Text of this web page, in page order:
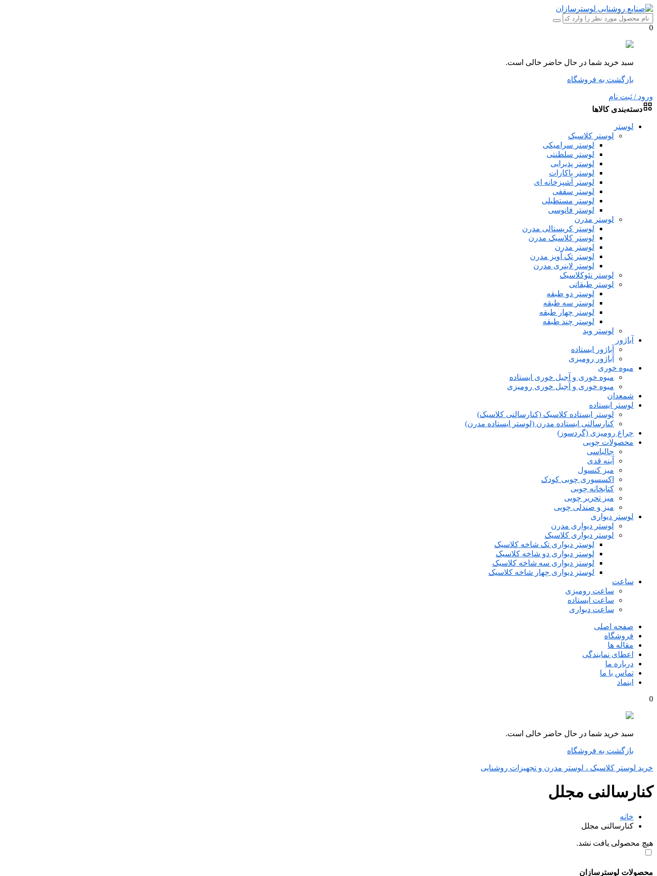
0
سبد خرید شما در حال حاضر خالی است.
بازگشت به فروشگاه
ورود / ثبت نام
دسته‌بندی کالاها
لوستر
لوستر کلاسیک
لوستر سرامیکی
لوستر سلطنتی
لوستر پذیرایی
لوستر باکارات
لوستر آشپزخانه ای
لوستر سقفی
لوستر مستطیلی
لوستر فانوسی
لوستر مدرن
لوستر کریستالی مدرن
لوستر کلاسیک مدرن
لوستر مدرن
لوستر تک آویز مدرن
لوستر لاینری مدرن
لوستر نئوکلاسیک
لوستر طبقاتی
لوستر دو طبقه
لوستر سه طبقه
لوستر چهار طبقه
لوستر چند طبقه
لوستر وید
آباژور
آباژور ایستاده
آباژور رومیزی
میوه خوری
میوه خوری و آجیل خوری ایستاده
میوه خوری و آجیل خوری رومیزی
شمعدان
لوستر ایستاده
لوستر ایستاده کلاسیک (کنارسالنی کلاسیک)
کنارسالنی ایستاده مدرن (لوستر ایستاده مدرن)
چراغ رومیزی (گردسوز)
محصولات چوبی
جالباسی
آینه قدی
میز کنسول
اکسسوری چوبی کودک
کتابخانه چوبی
میز تحریر چوبی
میز و صندلی چوبی
لوستر دیواری
لوستر دیواری مدرن
لوستر دیواری کلاسیک
لوستر دیواری تک شاخه کلاسیک
لوستر دیواری دو شاخه کلاسیک
لوستر دیواری سه شاخه کلاسیک
لوستر دیواری چهار شاخه کلاسیک
ساعت
ساعت رومیزی
ساعت ایستاده
ساعت دیواری
صفحه اصلی
فروشگاه
مقاله ها
اعطای نمایندگی
درباره ما
تماس با ما
اینماد
0
سبد خرید شما در حال حاضر خالی است.
بازگشت به فروشگاه
خرید لوستر کلاسیک ، لوستر مدرن و تجهیزات روشنایی
کنارسالنی مجلل
خانه
کنارسالنی مجلل
هیچ محصولی یافت نشد.
محصولات لوسترسازان